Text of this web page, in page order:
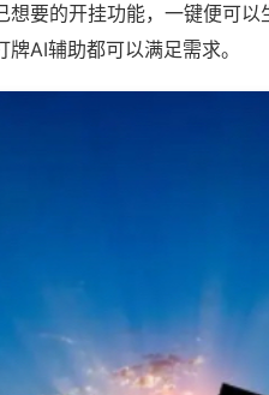
想要的开挂功能，一键便可
AI辅助都可以满足需求。